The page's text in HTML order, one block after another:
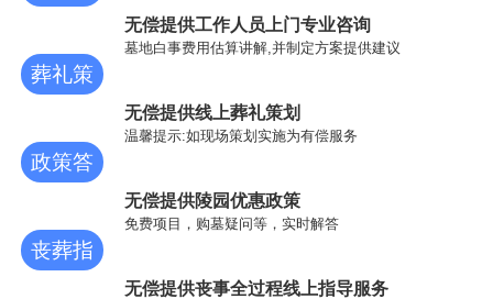
无偿提供工作人员上门专业咨询
墓地白事费用估算讲解,并制定方案提供建议
葬礼策
无偿提供线上葬礼策划
温馨提示:如现场策划实施为有偿服务
政策答
无偿提供陵园优惠政策
免费项目，购墓疑问等，实时解答
丧葬指
无偿提供丧事全过程线上指导服务